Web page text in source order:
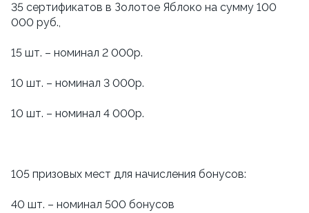
35 сертификатов в Золотое Яблоко на сумму 100
000 руб.,
15 шт. – номинал 2 000р.
10 шт. – номинал 3 000р.
10 шт. – номинал 4 000р.
105 призовых мест для начисления бонусов:
40 шт. – номинал 500 бонусов